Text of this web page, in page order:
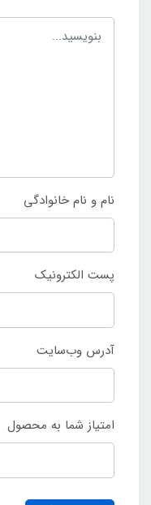
نام و نام خانوادگی
پست الکترونیک
آدرس وب‌سایت
امتیاز شما به محصول